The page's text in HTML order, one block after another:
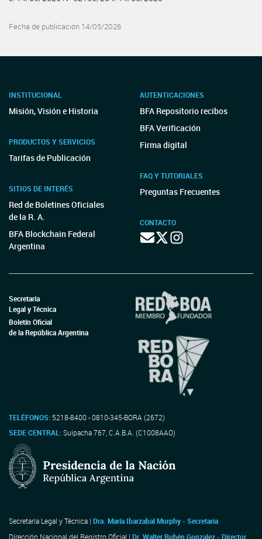
Fecha de publicación 14/05/2026
INSTITUCIONAL
Misión, Visión e Historia
PRODUCTOS Y SERVICIOS
Tarifas de Publicación
SITIOS DE INTERÉS
Red de Boletines Oficiales
de la R. A.
BFA Blockchain Federal
Argentina
AUTENTICACIONES
BFA Repositorio recibos
BFA Verificación
Firma digital
FAQ Y TUTORIALES
Preguntas Frecuentes
CONTACTO
Secretaría
Legal y Técnica
Boletín Oficial
de la República Argentina
TELÉFONOS: 5218-8400 - 0810-345-BORA (2672)
SEDE CENTRAL:Suipacha 767, C.A.B.A. (C1008AAO)
Secretaría Legal y Técnica | Dra. María Ibarzabal Murphy - Secretaria
Dirección Nacional del Registro Oficial | Dr. Walter Rubén Gonzalez - Director